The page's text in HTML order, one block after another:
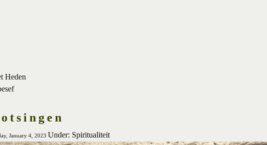
Heden
January 4, 2023 Under: Spiritualiteit